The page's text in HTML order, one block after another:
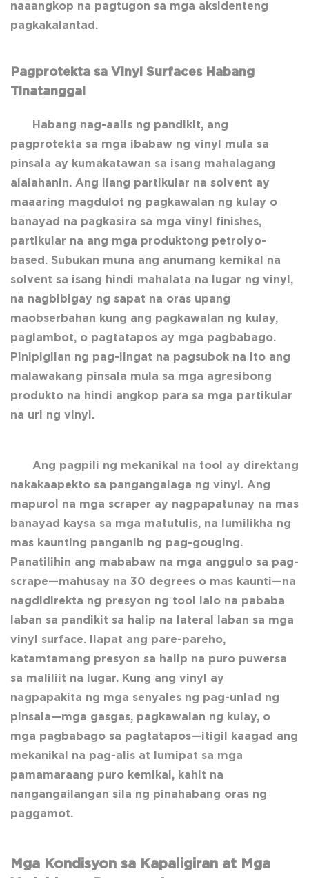
naaangkop na pagtugon sa mga aksidenteng
pagkakalantad.
Pagprotekta sa Vinyl Surfaces Habang
Tinatanggal
Habang nag-aalis ng pandikit, ang
pagprotekta sa mga ibabaw ng vinyl mula sa
pinsala ay kumakatawan sa isang mahalagang
alalahanin. Ang ilang partikular na solvent ay
maaaring magdulot ng pagkawalan ng kulay o
banayad na pagkasira sa mga vinyl finishes,
partikular na ang mga produktong petrolyo-
based. Subukan muna ang anumang kemikal na
solvent sa isang hindi mahalata na lugar ng vinyl,
na nagbibigay ng sapat na oras upang
maobserbahan kung ang pagkawalan ng kulay,
paglambot, o pagtatapos ay mga pagbabago.
Pinipigilan ng pag-iingat na pagsubok na ito ang
malawakang pinsala mula sa mga agresibong
produkto na hindi angkop para sa mga partikular
na uri ng vinyl.
Ang pagpili ng mekanikal na tool ay direktang
nakakaapekto sa pangangalaga ng vinyl. Ang
mapurol na mga scraper ay nagpapatunay na mas
banayad kaysa sa mga matutulis, na lumilikha ng
mas kaunting panganib ng pag-gouging.
Panatilihin ang mababaw na mga anggulo sa pag-
scrape—mahusay na 30 degrees o mas kaunti—na
nagdidirekta ng presyon ng tool lalo na pababa
laban sa pandikit sa halip na lateral laban sa mga
vinyl surface. Ilapat ang pare-pareho,
katamtamang presyon sa halip na puro puwersa
sa maliliit na lugar. Kung ang vinyl ay
nagpapakita ng mga senyales ng pag-unlad ng
pinsala—mga gasgas, pagkawalan ng kulay, o
mga pagbabago sa pagtatapos—itigil kaagad ang
mekanikal na pag-alis at lumipat sa mga
pamamaraang puro kemikal, kahit na
nangangailangan sila ng pinahabang oras ng
paggamot.
Mga Kondisyon sa Kapaligiran at Mga